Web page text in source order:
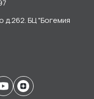
д.262. БЦ "Богемия